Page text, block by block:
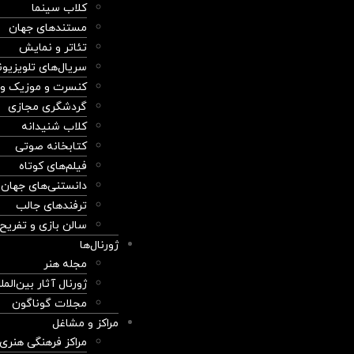
کلاب سینما
مستندهای جهان
تئاتر و نمایش
سریال‌های
کنسرت و موزیک
گردشگری مجازی
کلاب شنیدانه
کتابخانه صوتی
فیلم‌های کوتاه
دانستنی‌های جهان
ترفندهای جالب
سالن بازی و تفریح
ژورنال‌ها
مجله هنر
ژورنال آثار
مجلات گوناگون
مراکز و مشاغل
مراکز فرهنگی هنری